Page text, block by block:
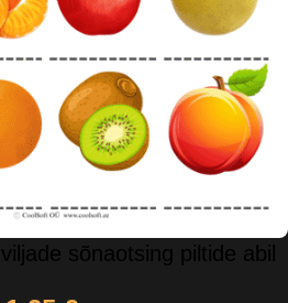
sõnaotsing piltide abil